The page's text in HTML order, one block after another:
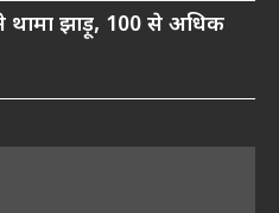
थामा झाड़ू, 100 से अधिक